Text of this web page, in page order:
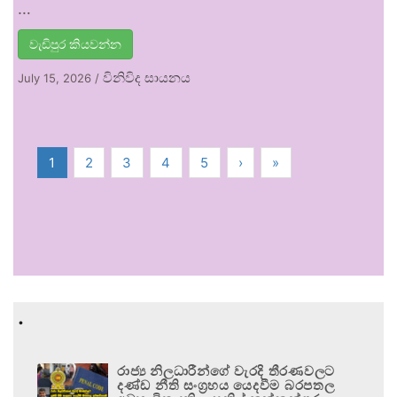
…
වැඩිපුර කියවන්න
July 15, 2026 / විනිවිද සායනය
1 2 3 4 5 › »
.
රාජ්‍ය නිලධාරීන්ගේ වැරදි තීරණවලට
දණ්ඩ නීති සංග්‍රහය යෙදවීම බරපතල